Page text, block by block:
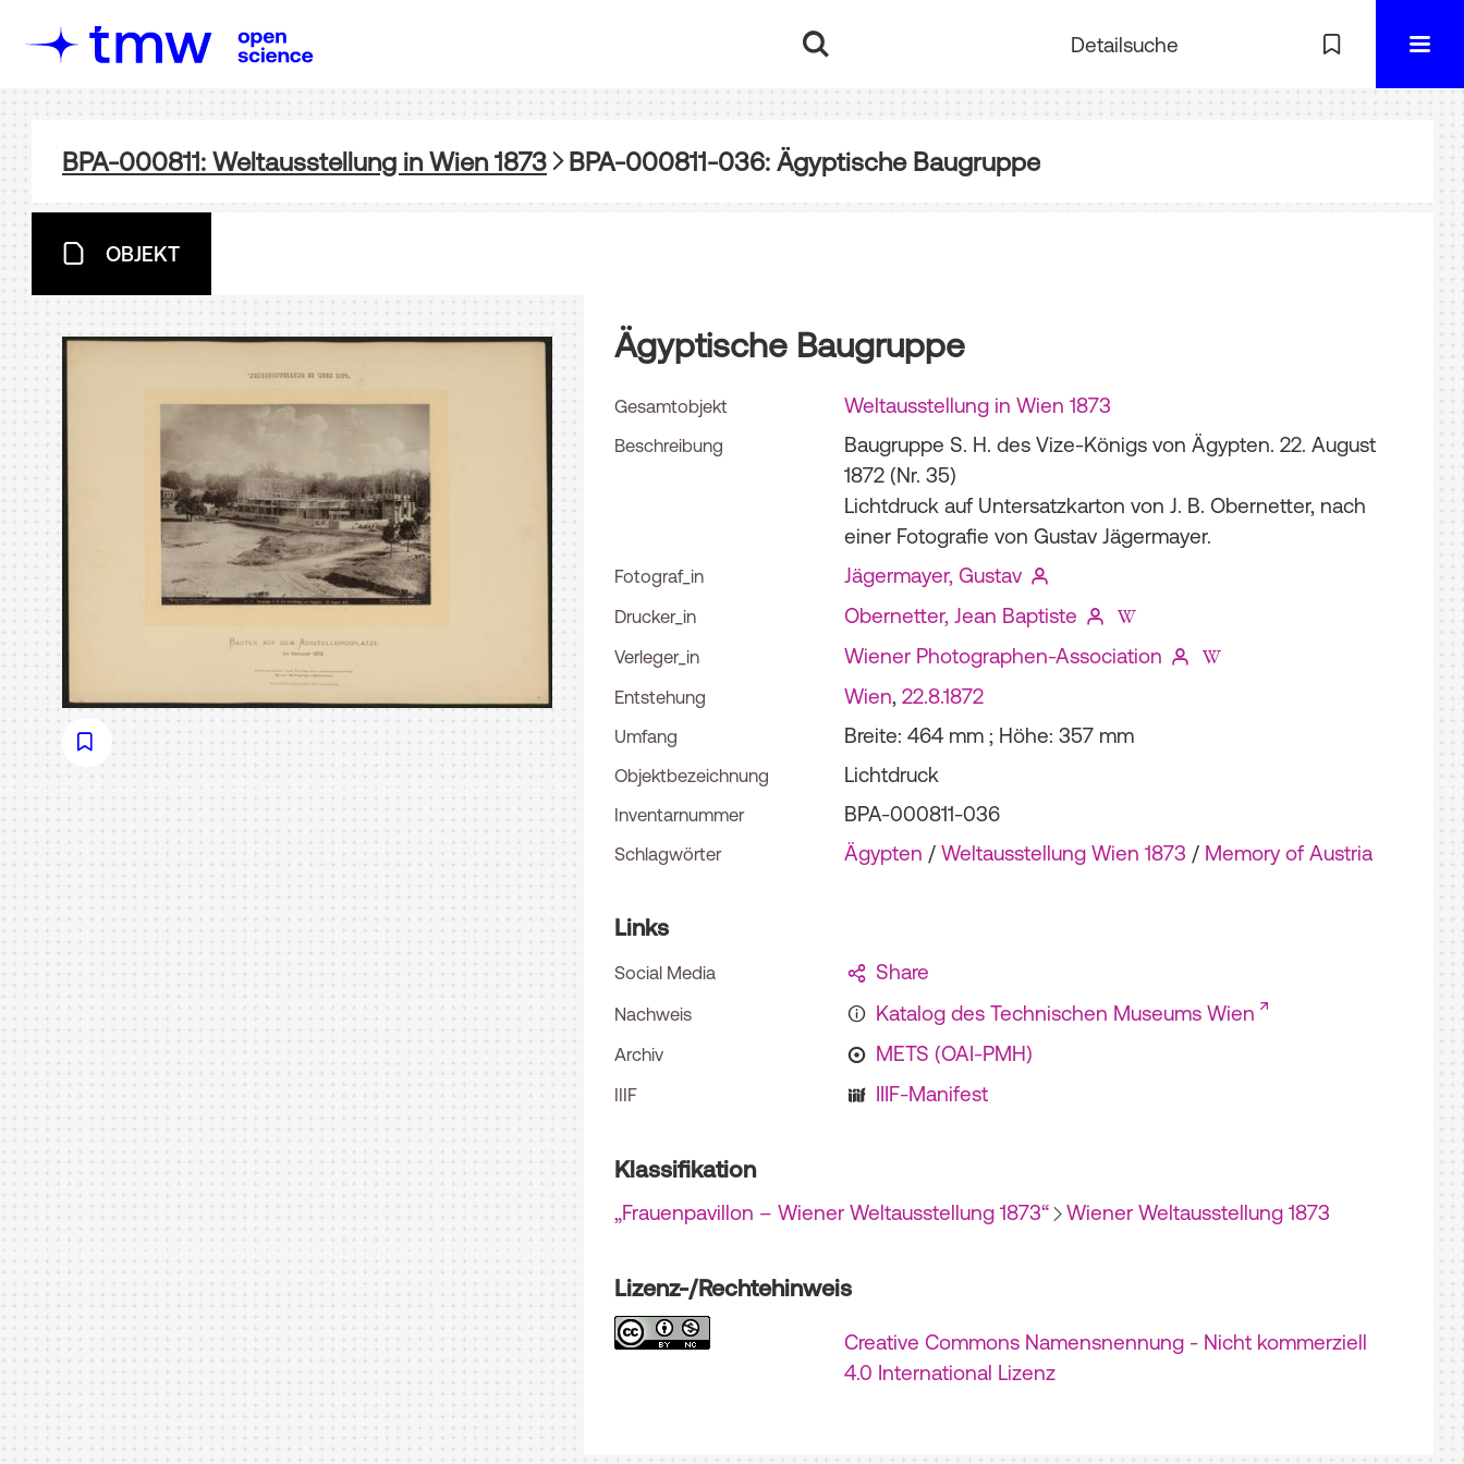
Detailsuche
BPA-000811: Weltausstellung in Wien 1873 BPA-000811-036: Ägyptische Baugruppe
OBJEKT
Ägyptische Baugruppe
Gesamtobjekt Weltausstellung in Wien 1873
Beschreibung
Baugruppe S. H. des Vize-Königs von Ägypten. 22. August
1872 (Nr. 35)
Lichtdruck auf Untersatzkarton von J. B. Obernetter, nach
einer Fotografie von Gustav Jägermayer.
Fotograf_in Jägermayer, Gustav
Drucker_in Obernetter, Jean Baptiste
Verleger_in Wiener Photographen-Association
Entstehung Wien, 22.8.1872
Umfang Breite: 464 mm ; Höhe: 357 mm
Objektbezeichnung Lichtdruck
Inventarnummer BPA-000811-036
Schlagwörter Ägypten / Weltausstellung Wien 1873 / Memory of Austria
Links
Social Media Share
Nachweis Katalog des Technischen Museums Wien
Archiv METS (OAI-PMH)
IIIF IIIF-Manifest
Klassifikation
„Frauenpavillon – Wiener Weltausstellung 1873“ Wiener Weltausstellung 1873
Lizenz-/Rechtehinweis
Creative Commons Namensnennung - Nicht kommerziell
4.0 International Lizenz